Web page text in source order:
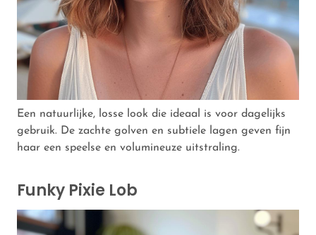
Een natuurlijke, losse look die ideaal is voor dagelijks
gebruik. De zachte golven en subtiele lagen geven fijn
haar een speelse en volumineuze uitstraling.
Funky Pixie Lob